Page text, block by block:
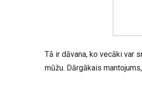
Tā ir dāvana, ko vecāki var
mūžu. Dārgākais